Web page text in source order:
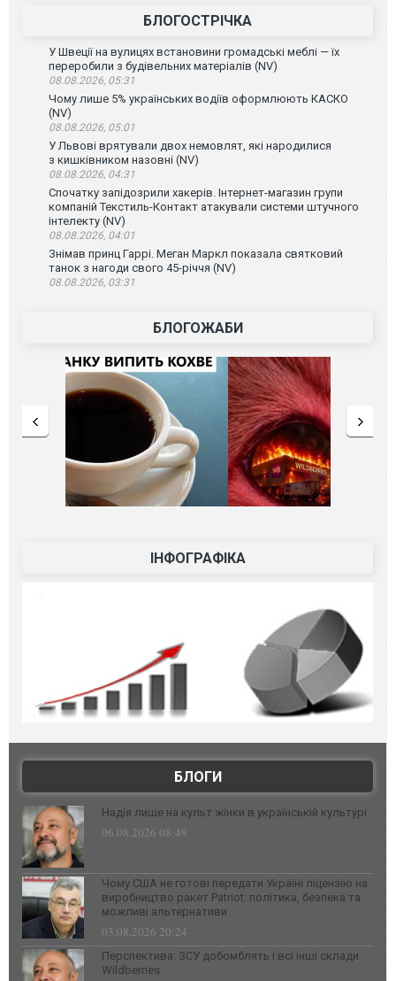
БЛОГОСТРІЧКА
У Швеції на вулицях встановини громадські меблі — їх
переробили з будівельних матеріалів (NV)
08.08.2026, 05:31
Чому лише 5% українських водіїв оформлюють КАСКО
(NV)
08.08.2026, 05:01
У Львові врятували двох немовлят, які народилися
з кишківником назовні (NV)
08.08.2026, 04:31
Спочатку запідозрили хакерів. Інтернет-магазин групи
компаній Текстиль-Контакт атакували системи штучного
інтелекту (NV)
08.08.2026, 04:01
Знімав принц Гаррі. Меган Маркл показала святковий
танок з нагоди свого 45-річчя (NV)
08.08.2026, 03:31
БЛОГОЖАБИ
ІНФОГРАФІКА
БЛОГИ
Надія лише на культ жінки в українській культурі
06.08.2026 08:49
Чому США не готові передати Україні ліцензію на
виробництво ракет Patriot: політика, безпека та
можливі альтернативи
03.08.2026 20:24
Перспектива: ЗСУ добомблять і всі інші склади
Wildberries